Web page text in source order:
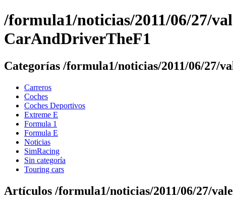
/formula1/noticias/2011/06/27/
CarAndDriverTheF1
Categorías /formula1/noticias/2011/06/27/
Carreros
Coches
Coches Deportivos
Extreme E
Formula 1
Formula E
Noticias
SimRacing
Sin categoría
Touring cars
Artículos /formula1/noticias/2011/06/27/